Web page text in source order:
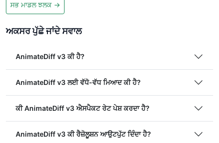
ਸਭ ਮਾਡਲ ਝਲਕ →
ਅਕਸਰ ਪੁੱਛੇ ਜਾਂਦੇ ਸਵਾਲ
AnimateDiff v3 ਕੀ ਹੈ?
AnimateDiff v3 ਲਈ ਵੱਧੋ-ਵੱਧ ਮਿਆਦ ਕੀ ਹੈ?
ਕੀ AnimateDiff v3 ਐਸਪੈਕਟ ਰੇਟ ਪੇਸ਼ ਕਰਦਾ ਹੈ?
AnimateDiff v3 ਕੀ ਰੈਜ਼ੋਲੂਸ਼ਨ ਆਉਟਪੁੱਟ ਦਿੰਦਾ ਹੈ?